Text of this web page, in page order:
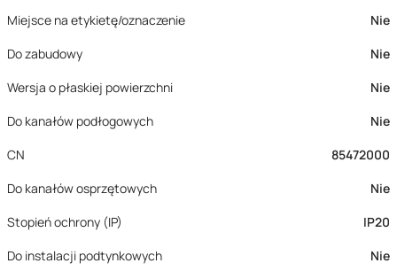
Miejsce na etykietę/oznaczenie
Nie
Do zabudowy
Nie
Wersja o płaskiej powierzchni
Nie
Do kanałów podłogowych
Nie
CN
85472000
Do kanałów osprzętowych
Nie
Stopień ochrony (IP)
IP20
Do instalacji podtynkowych
Nie